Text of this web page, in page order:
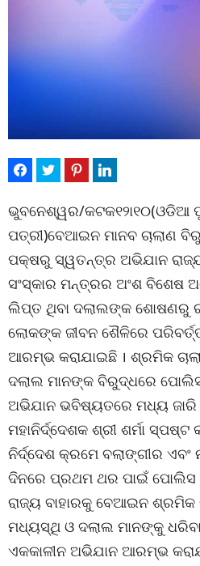
ଭୁବନେଶ୍ୱର/କଟକ୧୨ା୧୦(ଓଡିଆ
ପତ୍ରୀ)ବେଆଇନ ମାନବ ଚାଲାଣ
ପକ୍ଷରୁ ସ୍ୱତନ୍ତ୍ର ଅଭିଯାନ
ସଂସ୍କାର ମନ୍ତ୍ରର ଅଂଶ ବିଶେଷ
ଲିପ୍ତ ଥିବା ଦଲାଲଙ୍କ ଶୋଷଣରୁ
ଲୋକଙ୍କ ଜୀବନ ଶୈଳିରେ
ଆରମ୍ଭ କରାଯାଇଛି । ଶ୍ରମିକ
ଦଲାଲ ମାନଙ୍କ ବିରୁଦ୍ଧରେ
ଅଭିଯାନ ଭବିଷ୍ୟତରେ ମଧ୍ୟ
ମହାନିର୍ଦ୍ଦେଶକ ଶ୍ରୀ ଶର୍ମା
ନିର୍ଦ୍ଦେଶ କ୍ରମେ ବଲାଙ୍ଗୀର
ଦିନରେ ପ୍ରଥମ ଥର ପାଇଁ ପୋଲିସ
ରାଜ୍ୟ ବାହାରକୁ ବେଆଇନ ଶ୍ରମିକ
ମଧ୍ୟସ୍ଥି ଓ ଦଲାଲ ମାନଙ୍କୁ
ଏକକାଳୀନ ଅଭିଯାନ ଆରମ୍ଭ